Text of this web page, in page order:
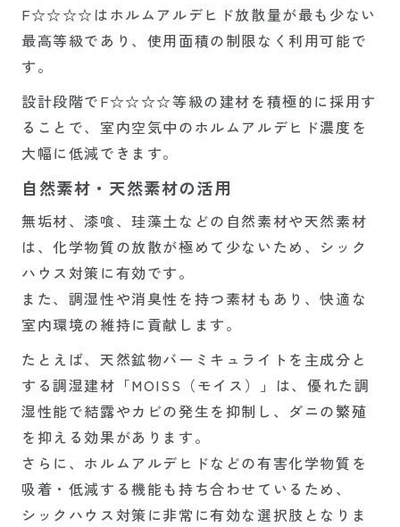
F☆☆☆☆はホルムアルデヒド放散量が最も少ない
最高等級であり、使用面積の制限なく利用可能で
す。
設計段階でF☆☆☆☆等級の建材を積極的に採用す
ることで、室内空気中のホルムアルデヒド濃度を
大幅に低減できます。
自然素材・天然素材の活用
無垢材、漆喰、珪藻土などの自然素材や天然素材
は、化学物質の放散が極めて少ないため、シック
ハウス対策に有効です。
また、調湿性や消臭性を持つ素材もあり、快適な
室内環境の維持に貢献します。
たとえば、天然鉱物バーミキュライトを主成分と
する調湿建材「MOISS（モイス）」は、優れた調
湿性能で結露やカビの発生を抑制し、ダニの繁殖
を抑える効果があります。
さらに、ホルムアルデヒドなどの有害化学物質を
吸着・低減する機能も持ち合わせているため、
シックハウス対策に非常に有効な選択肢となりま